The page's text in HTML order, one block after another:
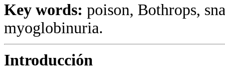
Key words: poison, Bothrops,
myoglobinuria.
Introducción